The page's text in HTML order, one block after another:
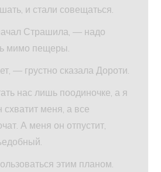
и стали совещаться.
Страшила, — надо
мимо пещеры.
— грустно сказала Дороти.
нас лишь поодиночке, а я
меня, а все
А меня он отпустит,
этим планом.